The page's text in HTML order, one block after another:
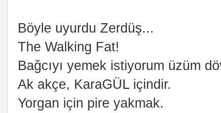
Böyle uyurdu Zerdüş...
The Walking Fat!
Bağcıyı yemek istiyorum üzüm
Ak akçe, KaraGÜL içindir.
Yorgan için pire yakmak.